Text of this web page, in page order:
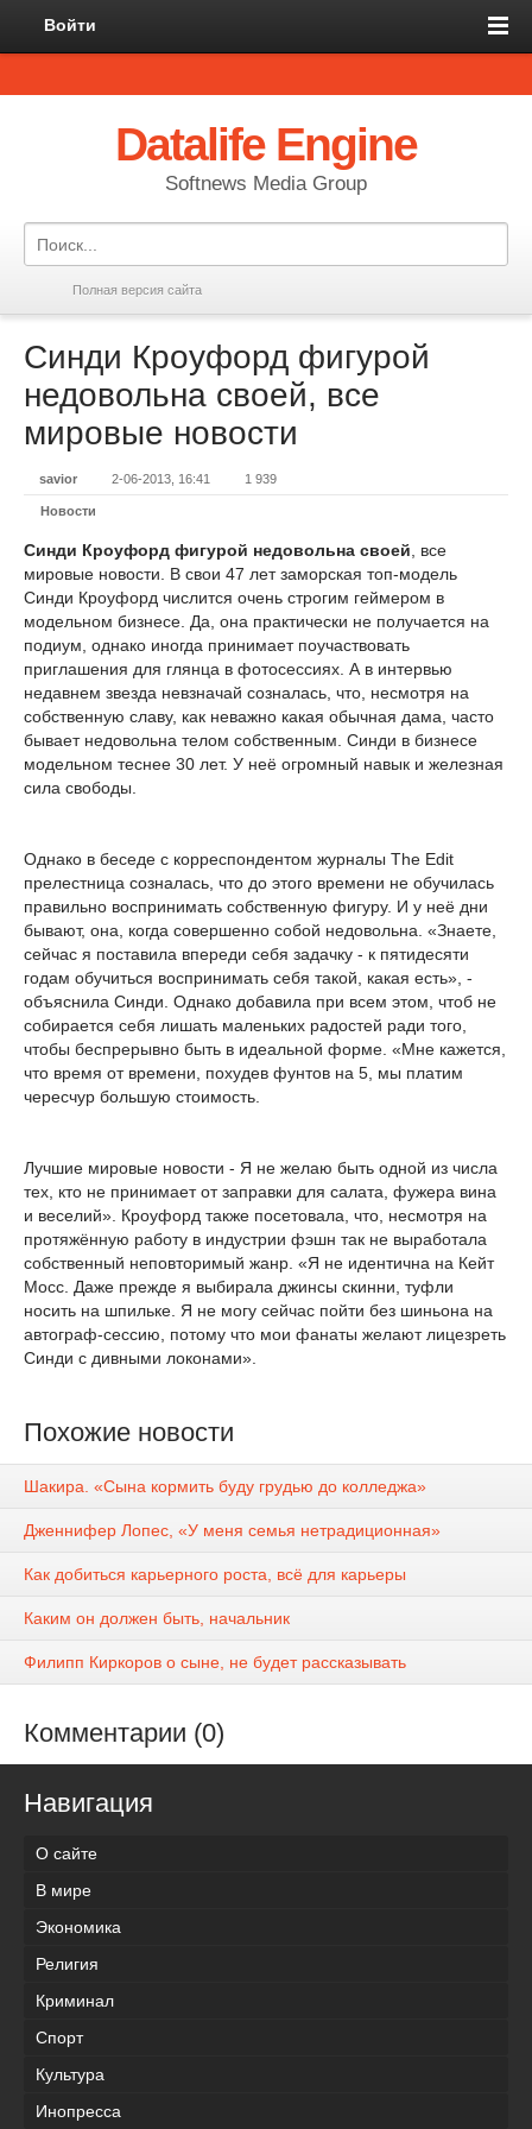
Войти
Datalife Engine
Softnews Media Group
Полная версия сайта
Синди Кроуфорд фигурой
недовольна своей, все
мировые новости
savior 2-06-2013, 16:41 1 939
Новости
Синди Кроуфорд фигурой недовольна своей , все
мировые новости. В свои 47 лет заморская топ-модель
Синди Кроуфорд числится очень строгим геймером в
модельном бизнесе. Да, она практически не получается на
подиум, однако иногда принимает поучаствовать
приглашения для глянца в фотосессиях. А в интервью
недавнем звезда невзначай созналась, что, несмотря на
собственную славу, как неважно какая обычная дама, часто
бывает недовольна телом собственным. Синди в бизнесе
модельном теснее 30 лет. У неё огромный навык и железная
сила свободы.
Однако в беседе с корреспондентом журналы The Edit
прелестница созналась, что до этого времени не обучилась
правильно воспринимать собственную фигуру. И у неё дни
бывают, она, когда совершенно собой недовольна. «Знаете,
сейчас я поставила впереди себя задачку - к пятидесяти
годам обучиться воспринимать себя такой, какая есть», -
объяснила Синди. Однако добавила при всем этом, чтоб не
собирается себя лишать маленьких радостей ради того,
чтобы беспрерывно быть в идеальной форме. «Мне кажется,
что время от времени, похудев фунтов на 5, мы платим
чересчур большую стоимость.
Лучшие мировые новости - Я не желаю быть одной из числа
тех, кто не принимает от заправки для салата, фужера вина
и веселий». Кроуфорд также посетовала, что, несмотря на
протяжённую работу в индустрии фэшн так не выработала
собственный неповторимый жанр. «Я не идентична на Кейт
Мосс. Даже прежде я выбирала джинсы скинни, туфли
носить на шпильке. Я не могу сейчас пойти без шиньона на
автограф-сессию, потому что мои фанаты желают лицезреть
Синди с дивными локонами».
Похожие новости
Шакира. «Сына кормить буду грудью до колледжа»
Дженнифер Лопес, «У меня семья нетрадиционная»
Как добиться карьерного роста, всё для карьеры
Каким он должен быть, начальник
Филипп Киркоров о сыне, не будет рассказывать
Комментарии (0)
Навигация
О сайте
В мире
Экономика
Религия
Криминал
Спорт
Культура
Инопресса